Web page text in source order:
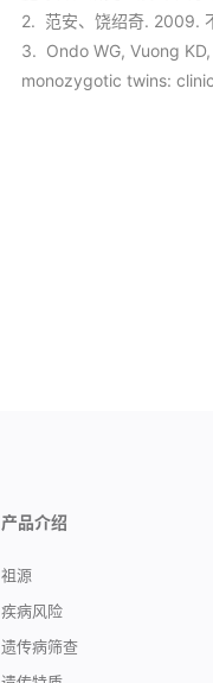
2. 范安、饶绍奇. 2009.
3. Ondo WG, Vuong
monozygotic twins:
产品介绍
祖源
疾病风险
遗传病筛查